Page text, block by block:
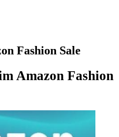
Fashion Sale
Amazon Fashion